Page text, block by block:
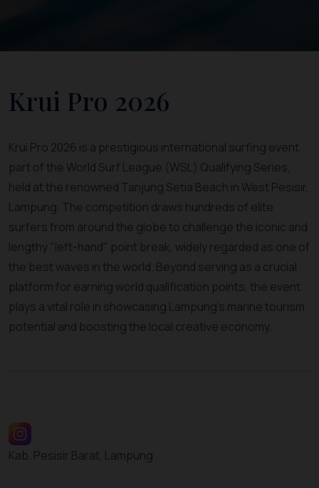
Krui Pro 2026
Krui Pro 2026 is a prestigious international surfing event
part of the World Surf League (WSL) Qualifying Series,
held at the renowned Tanjung Setia Beach in West Pesisir,
Lampung. The competition draws hundreds of elite
surfers from around the globe to challenge the iconic and
lengthy "left-hand" point break, widely regarded as one of
the best waves in the world. Beyond serving as a crucial
platform for earning world qualification points, the event
plays a vital role in showcasing Lampung's marine tourism
potential and boosting the local creative economy.
Kab. Pesisir Barat, Lampung